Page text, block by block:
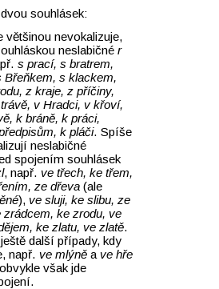
souhlásek:
většinou nevokalizuje,
neslabičnér
s prací, s bratrem,
Břeňkem, s klackem,
z kraje, z příčiny,
v Hradci, v křoví,
k bráně, k práci,
k pláči. Spíše
neslabičné
spojením souhlásek
, např. ve třech, ke třem,
ze dřeva (ale
), ve sluji, ke slibu, ze
ke zrodu, ve
ke zlatu, ve zlatě.
další případy, kdy
např. ve mlýně a ve hře
však jde